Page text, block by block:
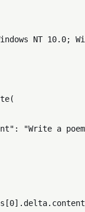
NT 10.0;
:
"Write a
0